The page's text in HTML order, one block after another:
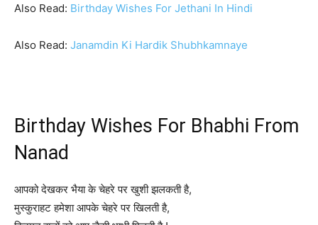
Also Read: Birthday Wishes For Jethani In Hindi
Also Read: Janamdin Ki Hardik Shubhkamnaye
Birthday Wishes For Bhabhi From
Nanad
आपको देखकर भैया के चेहरे पर खुशी झलकती है,
मुस्कुराहट हमेशा आपके चेहरे पर खिलती है,